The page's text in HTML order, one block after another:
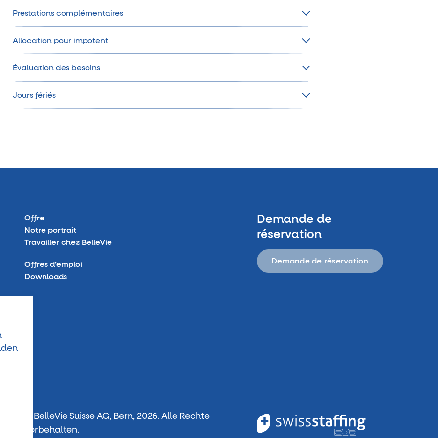
Prestations complémentaires
Allocation pour impotent
Évaluation des besoins
Jours fériés
Offre
Notre portrait
Travailler chez BelleVie
Offres d’emploi
Downloads
Demande de
réservation
Demande de réservation
© BelleVie Suisse AG, Bern, 2026. Alle Rechte
vorbehalten.